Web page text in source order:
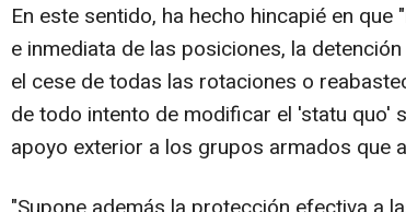
En este sentido, ha hecho hincapié en
e inmediata de las posiciones, la
el cese de todas las rotaciones o
de todo intento de modificar el 'statu quo'
apoyo exterior a los grupos armados que